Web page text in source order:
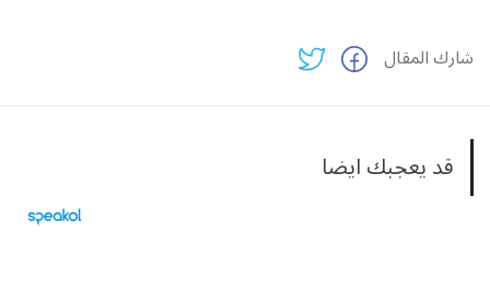
شارك المقال
قد يعجبك ايضا